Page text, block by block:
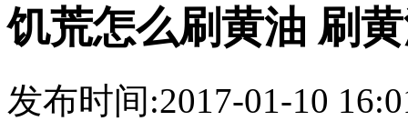
饥荒怎么刷黄油 刷
发布时间:2017-01-10